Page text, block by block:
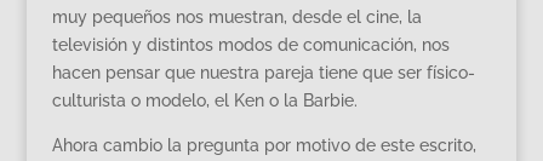
muy pequeños nos muestran, desde el cine, la
televisión y distintos modos de comunicación, nos
hacen pensar que nuestra pareja tiene que ser físico-
culturista o modelo, el Ken o la Barbie.
Ahora cambio la pregunta por motivo de este escrito,